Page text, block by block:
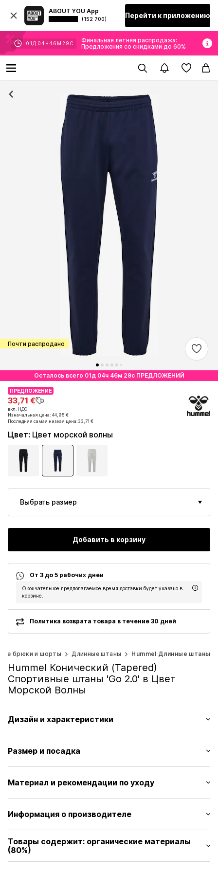
ABOUT YOU App
(152 700) Перейти к приложению
01 Д 04 Ч46 М 28 С
Финальная летняя распродажа:
Предложения со скидками до 60%
Почти распродано
Осталось всего 01д 04ч 46м 28с ПРЕДЛОЖЕНИЙ
ПРЕДЛОЖЕНИЕ
33,71 €
вкл. НДС
Изначальная цена: 44,95 €
Последняя самая низкая цена:33,71 €
ПРЕДЛОЖЕНИЕ
33,71 €
вкл. НДС
Изначальная цена: 44,95 €
Последняя самая низкая цена:33,71 €
Цвет: Цвет морской волны
Выбрать размер
Добавить в корзину
От 3 до 5 рабочих дней
Окончательное предполагаемое время доставки будет указано в
корзине.
Политика возврата товара в течение 30 дней
брюки и шорты Длинные штаны Hummel Длинные штаны
Hummel Конический (Tapered)
Спортивные штаны 'Go 2.0' в Цвет
Морской Волны
Дизайн и характеристики
Начесный трикотаж
Эластичный пояс
Артикул 0000000029717578
Размер и посадка
Крой: Конический (Tapered)
Материал и рекомендации по уходу
Верх: 80% Хлопок (органическое сельское хозяйство),
Информация о производителе
Im Winkel 1-3
74589 Satteldorf
DE
Товары содержит: органические материалы
(80%)